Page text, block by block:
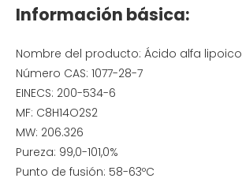
Información básica:
Nombre del producto: Ácido alfa lipoico
Número CAS: 1077-28-7
EINECS: 200-534-6
MF: C8H14O2S2
MW: 206.326
Pureza: 99,0-101,0%
Punto de fusión: 58-63ºC